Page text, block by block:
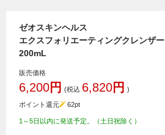
ゼオスキンヘルス
エクスフォリエーティングクレンザー
200mL
販売価格
6,200円 (税込 6,820円 )
ポイント還元 62pt
1～5日以内に発送予定。（土日祝除く）